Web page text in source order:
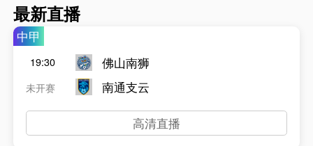
最新直播
中甲
19:30
未开赛
佛山南狮
南通支云
高清直播